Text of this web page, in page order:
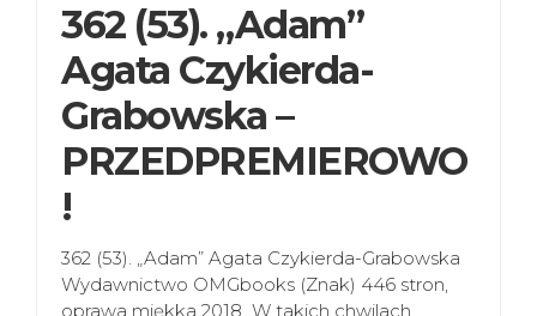
362 (53). „Adam”
Agata Czykierda-
Grabowska –
PRZEDPREMIEROWO
!
362 (53). „Adam” Agata Czykierda-Grabowska
Wydawnictwo OMGbooks (Znak) 446 stron,
oprawa miękka 2018 „W takich chwilach